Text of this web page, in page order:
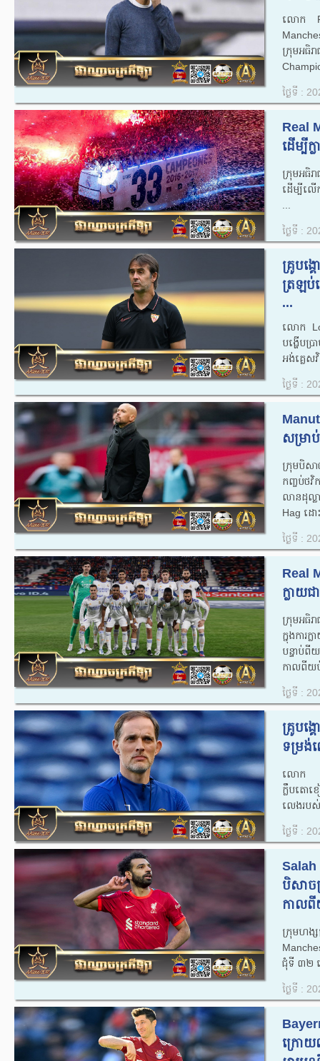
លោក
ក្រុមអធិ
ថ្ងៃទី :
Real
ដើម្បីក្
ក្រុមអធិរ
ដើម្បីល
ថ្ងៃទី :
គ្រូបង្
ត្រឡប់
...
លោក
បង្ហើប
អង់គ្លេស
ថ្ងៃទី :
សម្រា
ក្រុមបិស
កញ្ចប់ថ
លានដុល្
Hag ដោ
ថ្ងៃទី :
Real
ក្លាយ
ក្រុមអធិរ
ក្នុងការ
បន្ទាប់
កាលពីយ
ថ្ងៃទី :
គ្រូបង្
ទម្រង់
លោក
ក្លឹបតោ
លេងរបស់
ថ្ងៃទី :
Salah
បិសាច
កាលពី
ក្រុមហង្
ជុំ​ទី ៣២
ថ្ងៃទី :
ក្រោយ